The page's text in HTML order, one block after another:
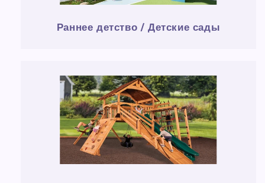
Раннее детство / Детские сады